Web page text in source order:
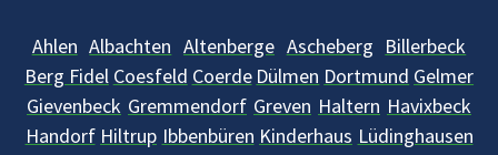
Ahlen Albachten Altenberge Ascheberg Billerbeck
Berg Fidel Coesfeld Coerde Dülmen Dortmund Gelmer
Gievenbeck Gremmendorf Greven Haltern Havixbeck
Handorf Hiltrup Ibbenbüren Kinderhaus Lüdinghausen